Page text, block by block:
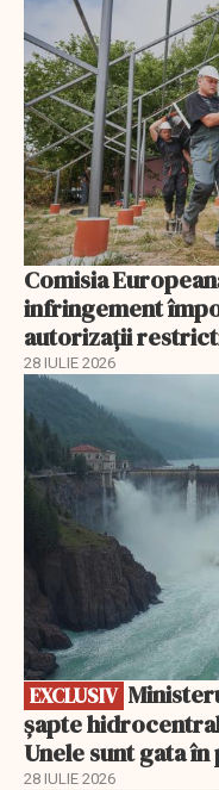
Comisia
infringement
autorizații
28 IULIE 2026
EXCLUSIV
EXCLUSIV
șapte
Unele sunt gata
28 IULIE 2026